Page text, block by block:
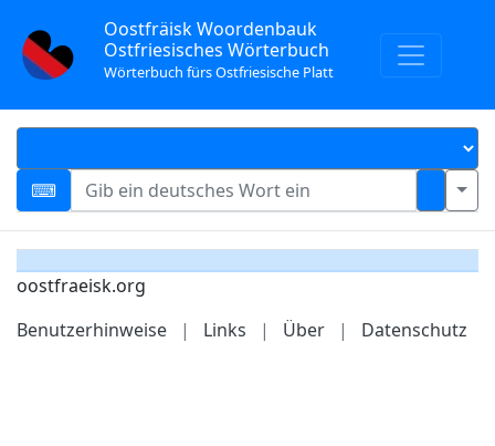
Oostfräisk Woordenbauk
Ostfriesisches Wörterbuch
Wörterbuch fürs Ostfriesische Platt
oostfraeisk.org
Benutzerhinweise
| Links | Über | Datenschutz